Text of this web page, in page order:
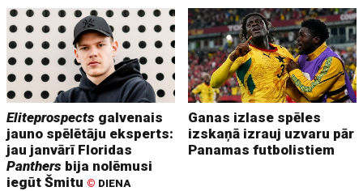
Eliteprospects galvenais
jauno spēlētāju eksperts:
jau janvārī Floridas
Panthers bija nolēmusi
iegūt Šmitu © DIENA
Ganas izlase spēles
izskaņā izrauj uzvaru pār
Panamas futbolistiem